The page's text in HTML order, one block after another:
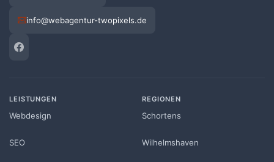
info@webagentur-twopixels.de
LEISTUNGEN
Webdesign
SEO
REGIONEN
Schortens
Wilhelmshaven